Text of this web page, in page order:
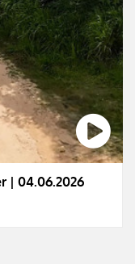
| 04.06.2026